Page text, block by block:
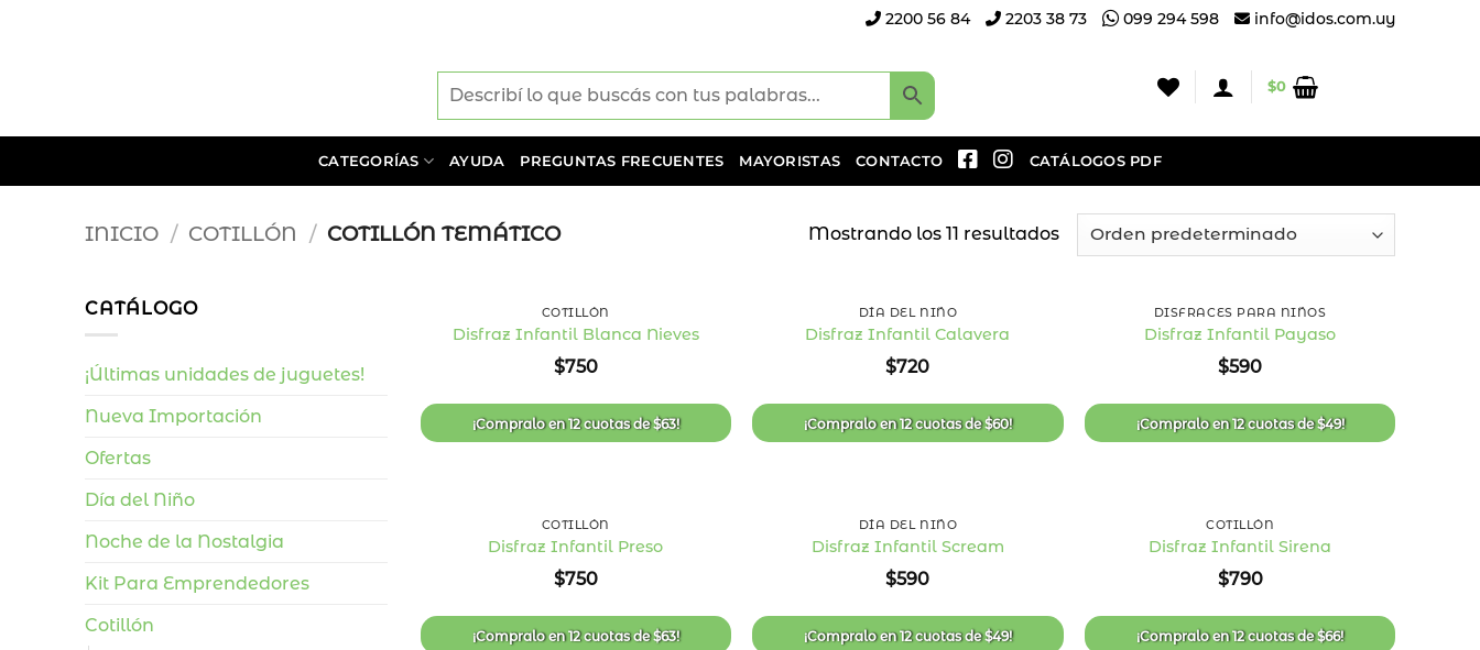
2200 56 84 2203 38 73 099 294 598 info@idos.com.uy
$0
CATEGORÍAS AYUDA PREGUNTAS FRECUENTES MAYORISTAS CONTACTO CATÁLOGOS PDF
INICIO / COTILLÓN / COTILLÓN TEMÁTICO Mostrando los 11 resultados
CATÁLOGO
¡Últimas unidades de juguetes!
Nueva Importación
Ofertas
Día del Niño
Noche de la Nostalgia
Kit Para Emprendedores
Cotillón
de
deseos
COTILLÓN
Disfraz Infantil Blanca Nieves
$750
¡Compralo en12 cuotasde$63!
de
deseos
DÍA DEL NIÑO
Disfraz Infantil Calavera
$720
¡Compralo en12 cuotasde$60!
de
deseos
DISFRACES PARA NIÑOS
Disfraz Infantil Payaso
$590
¡Compralo en12 cuotasde$49!
de
deseos
COTILLÓN
Disfraz Infantil Preso
$750
¡Compralo en12 cuotasde$63!
de
deseos
DÍA DEL NIÑO
Disfraz Infantil Scream
$590
¡Compralo en12 cuotasde$49!
de
deseos
COTILLÓN
Disfraz Infantil Sirena
$790
¡Compralo en12 cuotasde$66!